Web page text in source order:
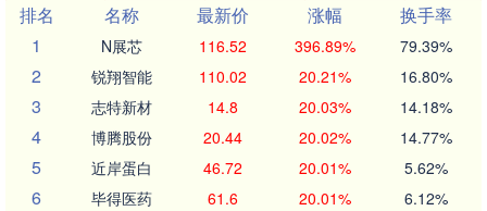
排名
名称 最新价 涨幅
换手率
1
N展芯 116.52 396.89% 79.39%
2 锐翔智能 110.02 20.21% 16.80%
3 志特新材 14.8 20.03% 14.18%
4 博腾股份 20.44 20.02% 14.77%
5 近岸蛋白 46.72 20.01% 5.62%
6 毕得医药 61.6 20.01% 6.12%